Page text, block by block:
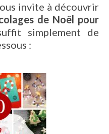
invite à découvrir
de Noël pour
simplement de
: